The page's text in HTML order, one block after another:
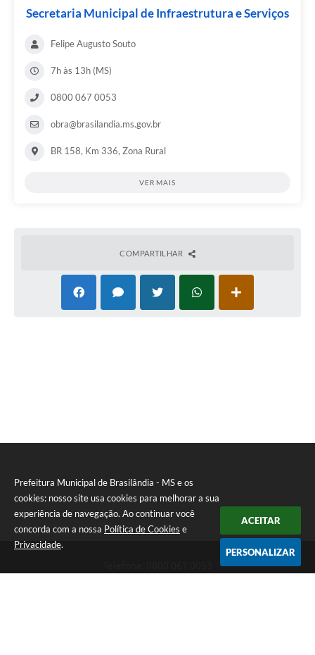
Prefeitura Municipal de Brasilândia - MS e os
cookies: nosso site usa cookies para melhorar a sua
experiência de navegação. Ao continuar você
concorda com a nossa Política de Cookies e
Privacidade.
ACEITAR
PERSONALIZAR
Secretaria Municipal de Infraestrutura e Serviços
Felipe Augusto Souto
7h às 13h (MS)
0800 067 0053
obra@brasilandia.ms.gov.br
BR 158, Km 336, Zona Rural
VER MAIS
COMPARTILHAR